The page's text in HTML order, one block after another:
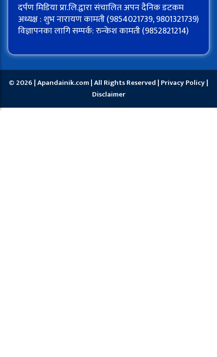
दर्पण मिडिया प्रा.लि.द्वारा संचालित अपन दैनिक डटकम
अध्यक्ष : शुभ नारायण कामती (9854021739, 9801321739)
विज्ञापनका लागि सम्पर्क: रुन्केश कामती (9852821214)
© 2026 | Apandainik.com | All Rights Reserved | Privacy Policy|
Disclaimer